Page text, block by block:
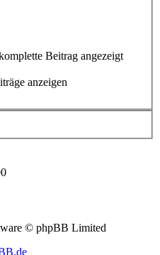
Beitrag angezeigt
anzeigen
© phpBB Limited